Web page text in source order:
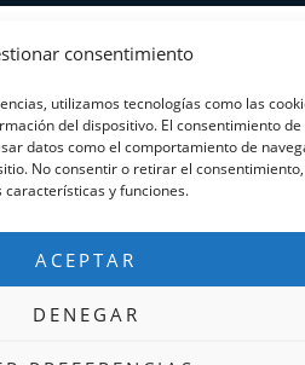
consentimiento
utilizamos tecnologías como las
del dispositivo. El consentimiento de
datos como el comportamiento de
No consentir o retirar el
y funciones.
ACEPTAR
DENEGAR